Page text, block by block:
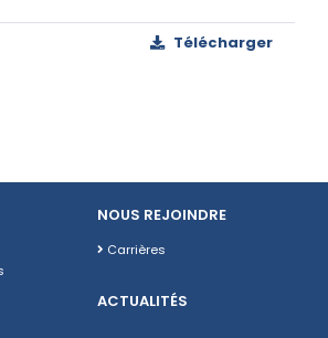
Télécharger
NOUS REJOINDRE
Carrières
ACTUALITÉS